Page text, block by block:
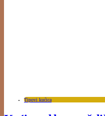
Tipovi kućica